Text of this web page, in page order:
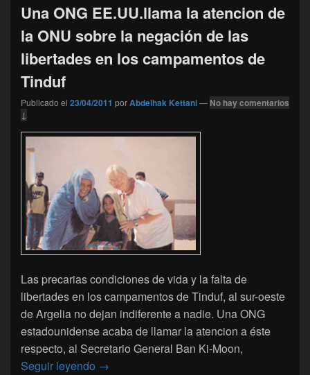
Una ONG EE.UU.llama la atencion de
la ONU sobre la negación de las
libertades en los campamentos de
Tinduf
Publicado el 23/04/2011 porAbdelhak Kettani— No hay comentarios
↓
Las precarias condiciones de vida y la falta de
libertades en los campamentos de Tinduf, al sur-oeste
de Argelia no dejan indiferente a nadie. Una ONG
estadounidense acaba de llamar la atencion a éste
respecto, al Secretario General Ban Ki-Moon,
Seguir leyendo Una ONG EE.UU.llama la atencion de la
→